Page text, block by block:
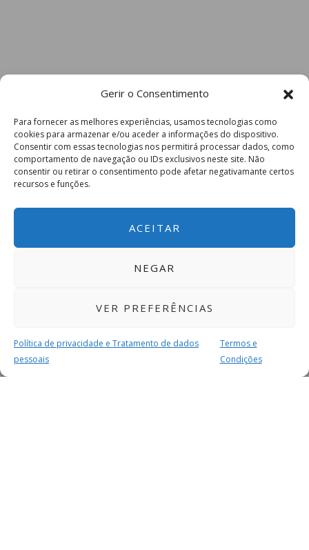
Gerir o Consentimento
Para fornecer as melhores experiências, usamos tecnologias como
cookies para armazenar e/ou aceder a informações do dispositivo.
Consentir com essas tecnologias nos permitirá processar dados, como
comportamento de navegação ou IDs exclusivos neste site. Não
consentir ou retirar o consentimento pode afetar negativamante certos
recursos e funções.
ACEITAR
NEGAR
VER PREFERÊNCIAS
Política de privacidade e Tratamento de dados
pessoais
Termos e
Condições